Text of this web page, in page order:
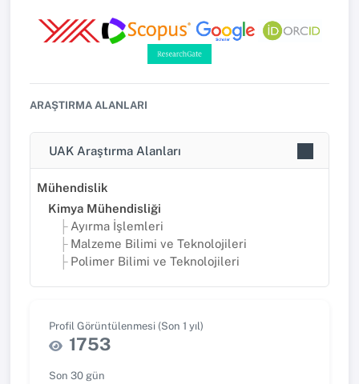
ARAŞTIRMA ALANLARI
UAK Araştırma Alanları
Mühendislik
Kimya Mühendisliği
Ayırma İşlemleri
Malzeme Bilimi ve Teknolojileri
Polimer Bilimi ve Teknolojileri
Profil Görüntülenmesi (Son 1 yıl)
1753
Son 30 gün